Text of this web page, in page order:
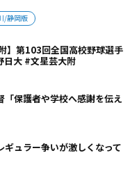
/静岡版
】第103回全国高校野球選手
日大 #文星芸大附
「保護者や学校へ感謝を伝え
ギュラー争いが激しくなって